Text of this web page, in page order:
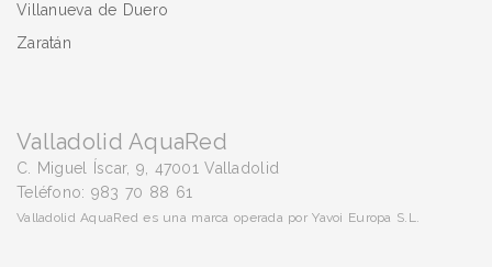
Villanueva de Duero
Zaratán
Valladolid AquaRed
C. Miguel Íscar, 9, 47001 Valladolid
Teléfono: 983 70 88 61
Valladolid AquaRed es una marca operada por Yavoi Europa S.L.